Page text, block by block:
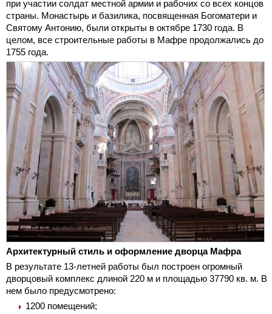
при участии солдат местной армии и рабочих со всех концов
страны. Монастырь и базилика, посвященная Богоматери и
Святому Антонию, были открыты в октябре 1730 года. В
целом, все строительные работы в Мафре продолжались до
1755 года.
Архитектурный стиль и оформление дворца Мафра
В результате 13-летней работы был построен огромный
дворцовый комплекс длиной 220 м и площадью 37790 кв. м. В
нем было предусмотрено:
1200 помещений;